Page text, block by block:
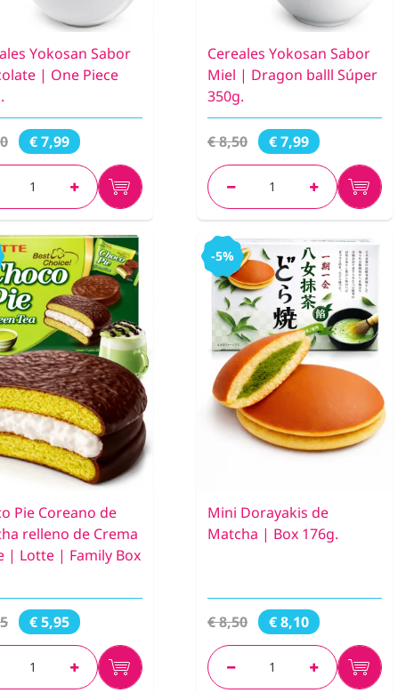
Yokosan Sabor
| One Piece
€ 7,99
Cereales Yokosan Sabor
Miel | Dragon balll Súper
350g.
€ 8,50 € 7,99
Pie Coreano de
relleno de Crema
| Lotte | Family Box
€ 5,95
-5%
Mini Dorayakis de
Matcha | Box 176g.
€ 8,50 € 8,10